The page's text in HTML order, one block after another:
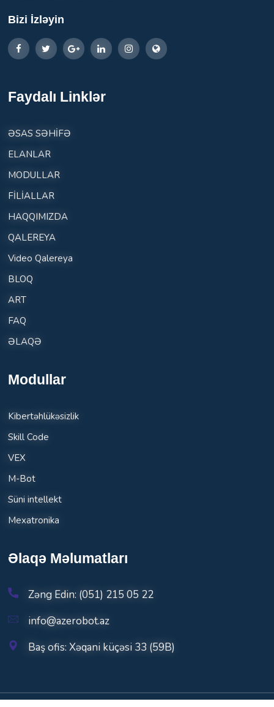
Bizi İzləyin
Faydalı Linklər
ƏSAS SƏHİFƏ
ELANLAR
MODULLAR
FİLİALLAR
HAQQIMIZDA
QALEREYA
Video Qalereya
BLOQ
ART
FAQ
ƏLAQƏ
Modullar
Kibertəhlükəsizlik
Skill Code
VEX
M-Bot
Süni intellekt
Mexatronika
Əlaqə Məlumatları
Zəng Edin: (051) 215 05 22
info@azerobot.az
Baş ofis: Xəqani küçəsi 33 (59B)